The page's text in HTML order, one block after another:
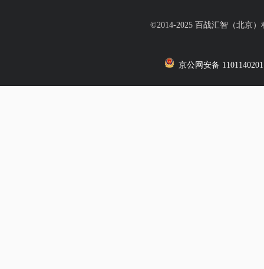
©2014-2025 百战汇智（北京
京公网安备